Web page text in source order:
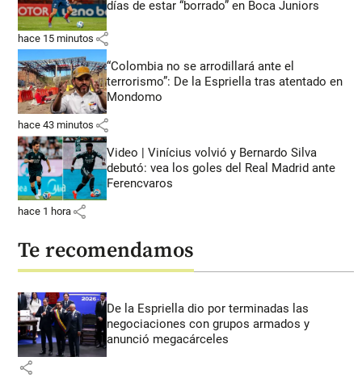
días de estar “borrado” en Boca Juniors
hace 15 minutos share
“Colombia no se arrodillará ante el
terrorismo”: De la Espriella tras atentado en
Mondomo
hace 43 minutos share
Video | Vinícius volvió y Bernardo Silva
debutó: vea los goles del Real Madrid ante
Ferencvaros
hace 1 hora share
Te recomendamos
De la Espriella dio por terminadas las
negociaciones con grupos armados y
anunció megacárceles
share